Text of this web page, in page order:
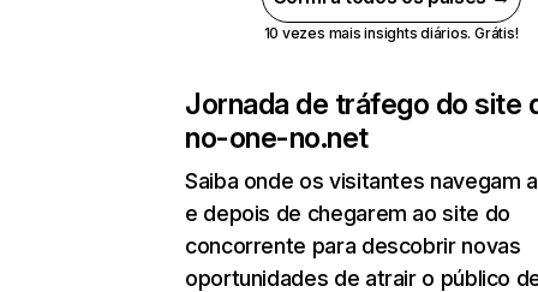
10 vezes mais insights diários. Grátis!
Jornada de tráfego do site
no-one-no.net
Saiba onde os visitantes navegam
e depois de chegarem ao site do
concorrente para descobrir novas
oportunidades de atrair o público